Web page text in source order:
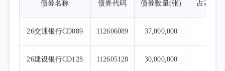
债券名称 债券代码 债券数量(张) 占基金
26交通银行CD089 112606089 37,000,000
26建设银行CD128 112605128 30,000,000